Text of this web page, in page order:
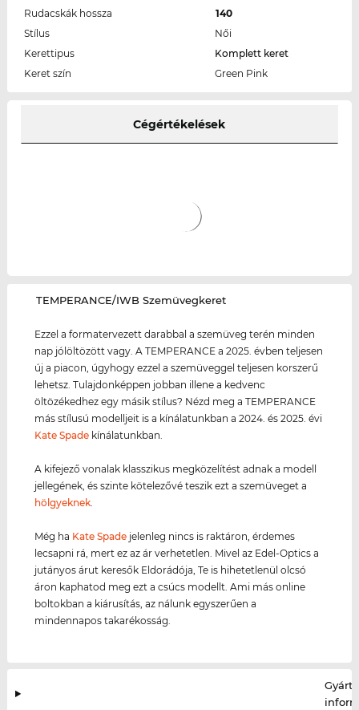
Rudacskák hossza
140
Stílus
Női
Kerettipus
Komplett keret
Keret szín
Green Pink
Cégértékelések
‌TEMPERANCE/IWB Szemüvegkeret
Ezzel a formatervezett darabbal a szemüveg terén minden
nap jólöltözött vagy. A TEMPERANCE a 2025. évben teljesen
új a piacon, úgyhogy ezzel a szemüveggel teljesen korszerű
lehetsz. Tulajdonképpen jobban illene a kedvenc
öltözékedhez egy másik stílus? Nézd meg a TEMPERANCE
más stílusú modelljeit is a kínálatunkban a 2024. és 2025. évi
Kate Spade kínálatunkban.
A kifejező vonalak klasszikus megközelítést adnak a modell
jellegének, és szinte kötelezővé teszik ezt a szemüveget a
hölgyeknek
Még ha Kate Spade jelenleg nincs is raktáron, érdemes
lecsapni rá, mert ez az ár verhetetlen. Mivel az Edel-Optics a
jutányos árut keresők Eldorádója, Te is hihetetlenül olcsó
áron kaphatod meg ezt a csúcs modellt. Ami más online
boltokban a kiárusítás, az nálunk egyszerűen a
mindennapos takarékosság.